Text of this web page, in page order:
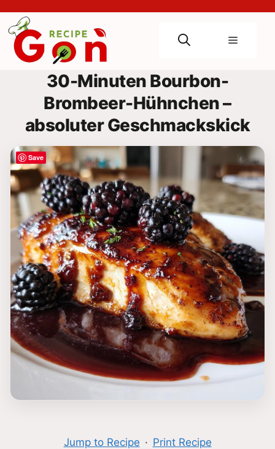
content
Menu
30-Minuten Bourbon-
Brombeer-Hühnchen –
absoluter Geschmackskick
Jump to Recipe · Print Recipe
Save